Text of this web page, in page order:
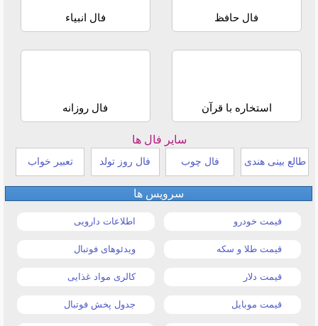
فال حافظ فال انبیاء
استخاره با قرآن فال روزانه
سایر فال ها
طالع بینی هندی فال چوب فال روز تولد تعبیر خواب
سرویس ها
قیمت خودرو اطلاعات دارویی
قیمت طلا و سکه ویدئوهای فوتبال
قیمت دلار کالری مواد غذایی
قیمت موبایل جدول پخش فوتبال